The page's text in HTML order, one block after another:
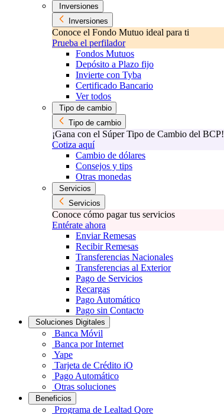
Inversiones
Inversiones
Conoce el Fondo Mutuo ideal para ti
Prueba el perfilador
Fondos Mutuos
Depósito a Plazo fijo
Invierte con Tyba
Certificado Bancario
Ver todos
Tipo de cambio
Tipo de cambio
¡Gana con el Súper Tipo de Cambio del BCP!
Cotiza aquí
Cambio de dólares
Consejos y tips
Otras monedas
Servicios
Servicios
Conoce cómo pagar tus servicios
Entérate ahora
Enviar Remesas
Recibir Remesas
Transferencias Nacionales
Transferencias al Exterior
Pago de Servicios
Recargas
Pago Automático
Pago sin Contacto
Soluciones Digitales
Banca Móvil
Banca por Internet
Yape
Tarjeta de Crédito iO
Pago Automático
Otras soluciones
Beneficios
Programa de Lealtad Qore